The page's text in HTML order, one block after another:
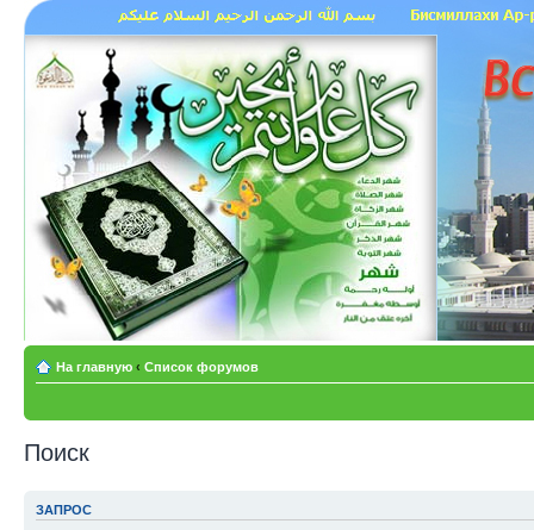
На главную ‹ Список форумов
Поиск
ЗАПРОС